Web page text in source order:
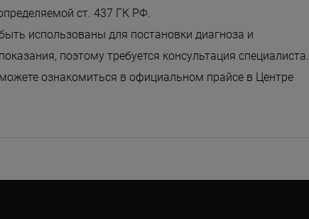
ст. 437 ГК РФ.
использованы для постановки диагноза и
поэтому требуется консультация специалиста.
ознакомиться в официальном прайсе в Центре